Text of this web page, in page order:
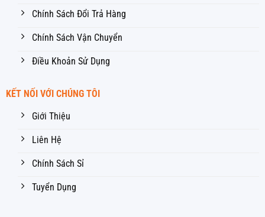
Chính Sách Đổi Trả Hàng
Chính Sách Vận Chuyển
Điều Khoản Sử Dụng
KẾT NỐI VỚI CHÚNG TÔI
Giới Thiệu
Liên Hệ
Chính Sách Sỉ
Tuyển Dụng